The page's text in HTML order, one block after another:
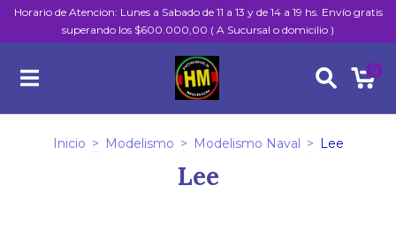
Horario de Atencion: Lunes a Sabado de 11 a 13 y de 14 a 19 hs. Envío gratis
superando los $600.000,00 ( A Sucursal o domicilio )
0
Inicio > Modelismo > Modelismo Naval > Lee
Lee